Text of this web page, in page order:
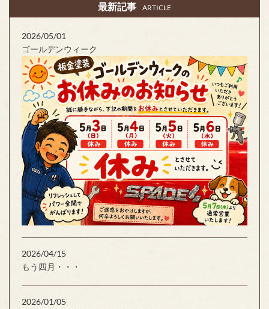
最新記事 ARTICLE
2026/05/01
ゴールデンウィーク
2026/04/15
もう四月・・・
2026/01/05